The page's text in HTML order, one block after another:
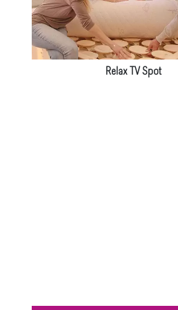
Relax TV Spot